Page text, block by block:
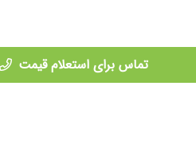
تماس برای استعلام قیمت